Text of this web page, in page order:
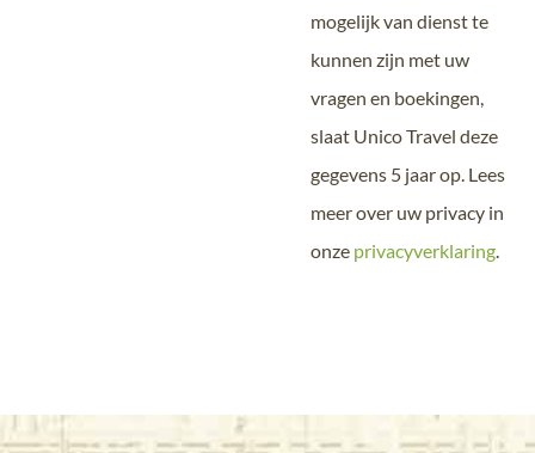
mogelijk van dienst te
kunnen zijn met uw
vragen en boekingen,
slaat Unico Travel deze
gegevens 5 jaar op. Lees
meer over uw privacy in
onze privacyverklaring.